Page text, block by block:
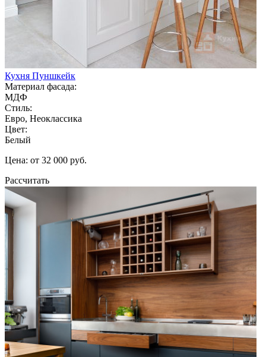
Кухня Пуншкейк
Материал фасада:
МДФ
Стиль:
Евро, Неоклассика
Цвет:
Белый
Цена: от 32 000 руб.
Рассчитать